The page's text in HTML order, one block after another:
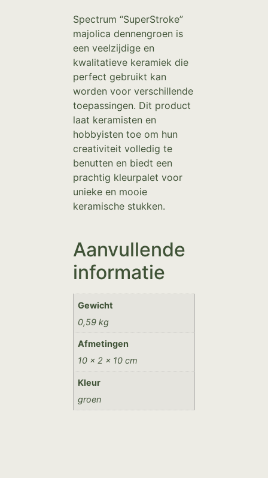
Spectrum “SuperStroke”
majolica dennengroen is
een veelzijdige en
kwalitatieve keramiek die
perfect gebruikt kan
worden voor verschillende
toepassingen. Dit product
laat keramisten en
hobbyisten toe om hun
creativiteit volledig te
benutten en biedt een
prachtig kleurpalet voor
unieke en mooie
keramische stukken.
Aanvullende
informatie
Gewicht
0,59 kg
Afmetingen
10 × 2 × 10 cm
Kleur
groen